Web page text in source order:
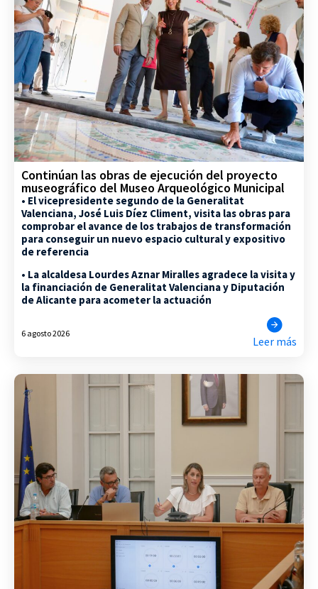
Continúan las obras de ejecución del proyecto
museográfico del Museo Arqueológico Municipal
• El vicepresidente segundo de la Generalitat
Valenciana, José Luis Díez Climent, visita las obras para
comprobar el avance de los trabajos de transformación
para conseguir un nuevo espacio cultural y expositivo
de referencia
• La alcaldesa Lourdes Aznar Miralles agradece la visita y
la financiación de Generalitat Valenciana y Diputación
de Alicante para acometer la actuación
6 agosto 2026
Leer más